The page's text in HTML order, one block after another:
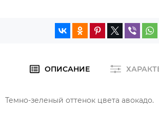
ОПИСАНИЕ
Темно-зеленый оттенок цвета авокадо.